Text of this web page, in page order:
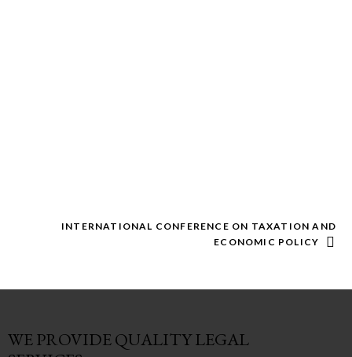
INTERNATIONAL CONFERENCE ON TAXATION AND
ECONOMIC POLICY
WE PROVIDE QUALITYLEGAL